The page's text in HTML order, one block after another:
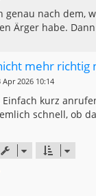
genau nach dem,
Ärger habe.
mehr richtig
Apr 2026 10:14
kurz
schnell, ob